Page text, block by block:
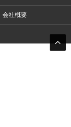
会社概要